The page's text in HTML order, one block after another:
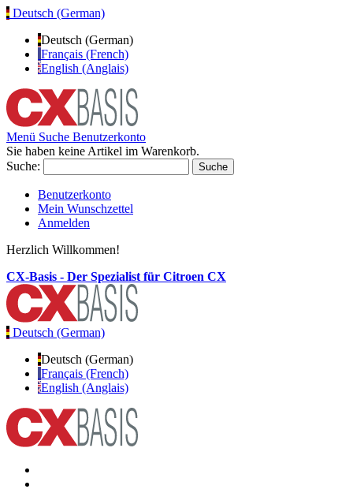
Deutsch (German)
Deutsch (German)
Français (French)
English (Anglais)
Menü Suche Benutzerkonto
Sie haben keine Artikel im Warenkorb.
Suche:
Suche
Benutzerkonto
Mein Wunschzettel
Anmelden
Herzlich Willkommen!
CX-Basis - Der Spezialist für Citroen CX
Deutsch (German)
Deutsch (German)
Français (French)
English (Anglais)